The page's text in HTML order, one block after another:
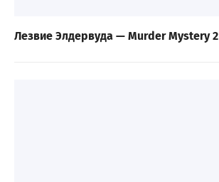
Лезвие Элдервуда — Murder Mystery 2